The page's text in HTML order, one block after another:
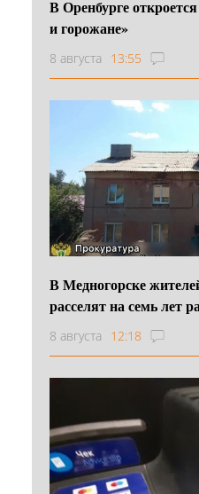
В Оренбурге
и горожане»
8 августа 13:55
В Медногорске
расселят на семь лет
8 августа 12:18